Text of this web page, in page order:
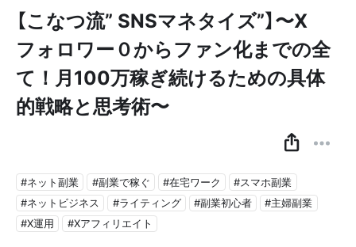
【こなつ流” SNSマネタイズ”】〜X
フォロワー０からファン化までの全
て！月100万稼ぎ続けるための具体
的戦略と思考術〜
#ネット副業 #副業で稼ぐ #在宅ワーク
#スマホ副業
#ネットビジネス
#ライティング #副業初心者
#主婦副業
#X運用
#Xアフィリエイト